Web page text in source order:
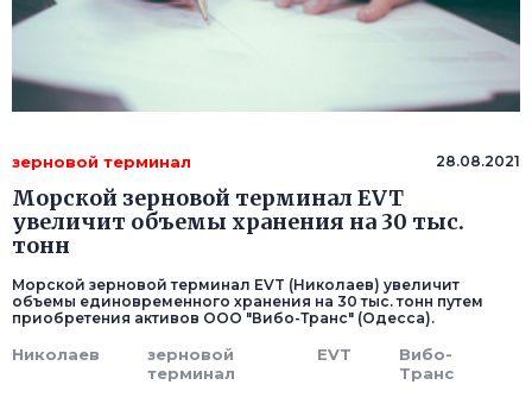
зерновой терминал 28.08.2021
Морской зерновой терминал EVT
увеличит объемы хранения на 30 тыс.
тонн
Морской зерновой терминал EVT (Николаев) увеличит
объемы единовременного хранения на 30 тыс. тонн путем
приобретения активов ООО "Вибо-Транс" (Одесса).
Николаев
зерновой
терминал
EVT
Вибо-
Транс